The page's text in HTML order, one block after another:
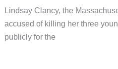
Lindsay Clancy, the
accused of killing her three
publicly for the